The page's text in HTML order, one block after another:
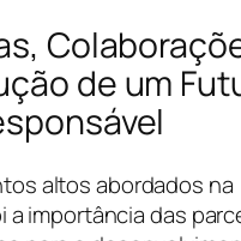
de um
altos abordados na
a importância das